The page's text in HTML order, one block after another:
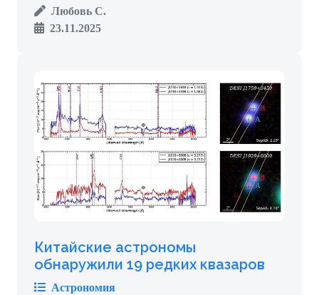
Любовь С.
23.11.2025
Китайские астрономы
обнаружили 19 редких квазаров
Астрономия